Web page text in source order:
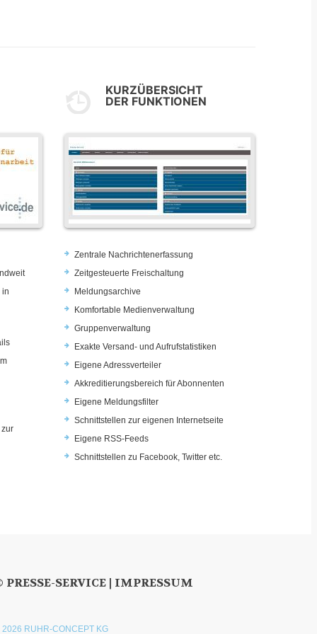
in
KURZÜBERSICHT
DER FUNKTIONEN
Zentrale Nachrichtenerfassung
Zeitgesteuerte Freischaltung
Meldungsarchive
Komfortable Medienverwaltung
Gruppenverwaltung
Exakte Versand- und Aufrufstatistiken
Eigene Adressverteiler
Akkreditierungsbereich für Abonnenten
Eigene Meldungsfilter
Schnittstellen zur eigenen Internetseite
Eigene RSS-Feeds
Schnittstellen zu Facebook, Twitter etc.
PRESSE-SERVICE | IMPRESSUM
RUHR-CONCEPT KG